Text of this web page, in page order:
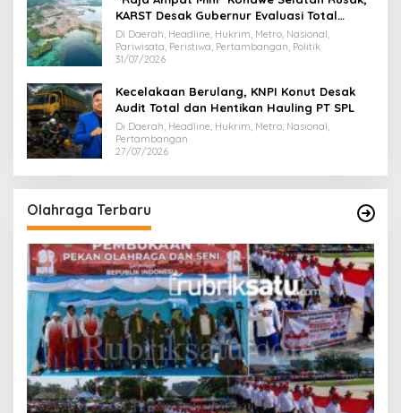
KARST Desak Gubernur Evaluasi Total
Dispar Sultra
Di Daerah, Headline, Hukrim, Metro, Nasional,
Pariwisata, Peristiwa, Pertambangan, Politik
31/07/2026
Kecelakaan Berulang, KNPI Konut Desak
Audit Total dan Hentikan Hauling PT SPL
Di Daerah, Headline, Hukrim, Metro, Nasional,
Pertambangan
27/07/2026
Olahraga Terbaru